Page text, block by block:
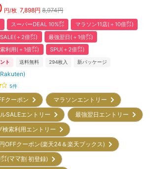
円/枚 7,898円 8,974円
スーパーDEAL 10%㌽
マラソン11店(＋10倍㌽)
＋2倍㌽)
最強翌日(＋1倍㌽)
利用(＋1倍㌽)
SPU(＋2倍㌽)
ト 送料無料 294枚入 新パッケージ
5件
クーポン
マラソンエントリー
SALEエントリー
最強翌日エントリー
検索利用エントリー
OFFクーポン(楽天24＆楽天ブックス)
㌽(ママ割 初登録)